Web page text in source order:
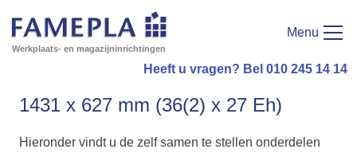
Werkplaats- en magazijninrichtingen
Menu
Heeft u vragen? Bel 010 245 14 14
1431 x 627 mm (36(2) x 27 Eh)
Hieronder vindt u de zelf samen te stellen onderdelen